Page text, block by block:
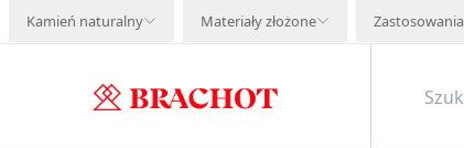
Kamień naturalny Materiały złożone Zastosowania